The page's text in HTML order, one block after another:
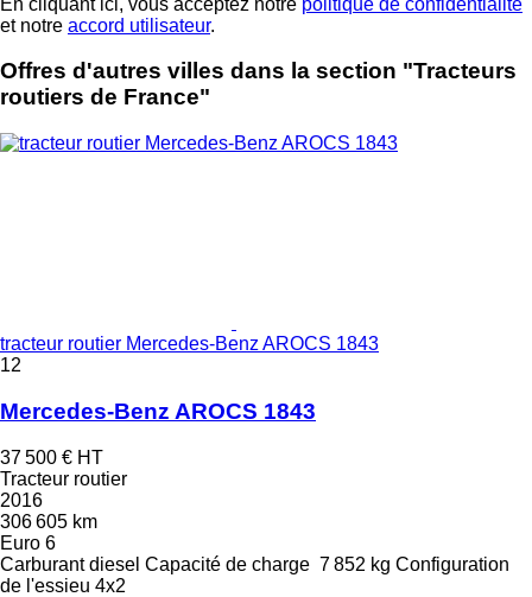
et notre accord utilisateur.
Offres d'autres villes dans la section "Tracteurs
routiers de France"
tracteur routier Mercedes-Benz AROCS 1843
12
Mercedes-Benz AROCS 1843
37 500 € HT
Tracteur routier
2016
306 605 km
Euro 6
Carburant diesel Capacité de charge 7 852 kg Configuration
de l'essieu 4x2